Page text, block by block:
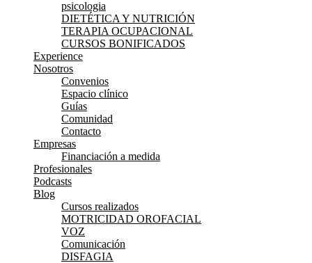
psicologia
DIETÉTICA Y NUTRICIÓN
TERAPIA OCUPACIONAL
CURSOS BONIFICADOS
Experience
Nosotros
Convenios
Espacio clínico
Guías
Comunidad
Contacto
Empresas
Financiación a medida
Profesionales
Podcasts
Blog
Cursos realizados
MOTRICIDAD OROFACIAL
VOZ
Comunicación
DISFAGIA